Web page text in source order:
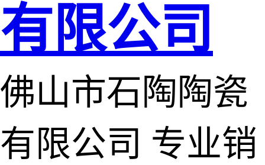
有限公司
佛山市石陶陶瓷
有限公司 专业销